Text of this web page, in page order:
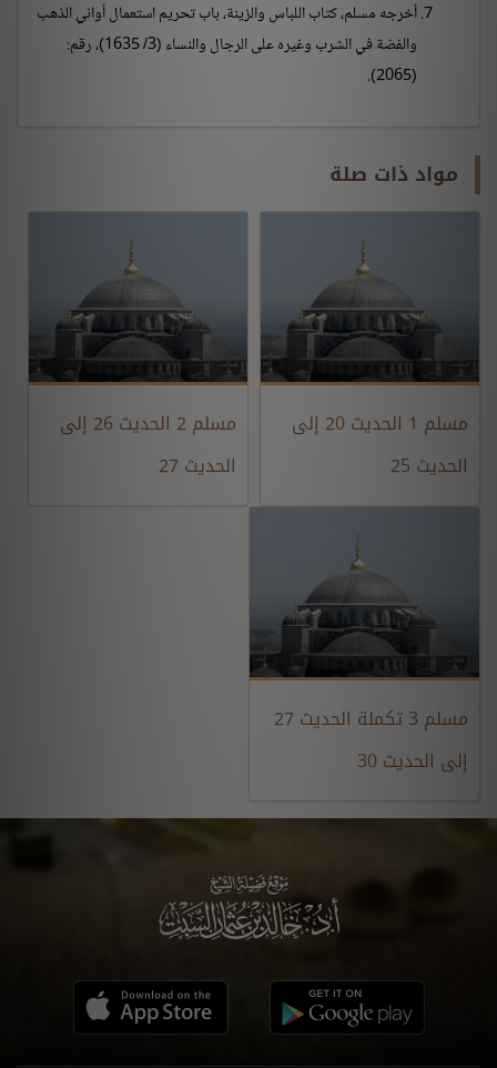
أخرجه مسلم، كتاب اللباس والزينة، باب تحريم استعمال أواني الذهب
والفضة في الشرب وغيره على الرجال والنساء (3/ 1635)، رقم:
(2065).
مواد ذات صلة
مسلم 1 الحديث 20 إلى
الحديث 25
مسلم 2 الحديث 26 إلى
الحديث 27
مسلم 3 تكملة الحديث 27
إلى الحديث 30